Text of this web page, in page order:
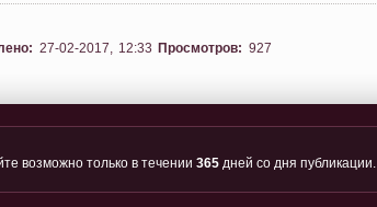
27-02-2017, 12:33 Просмотров: 927
возможно только в течении 365 дней со дня публикации.